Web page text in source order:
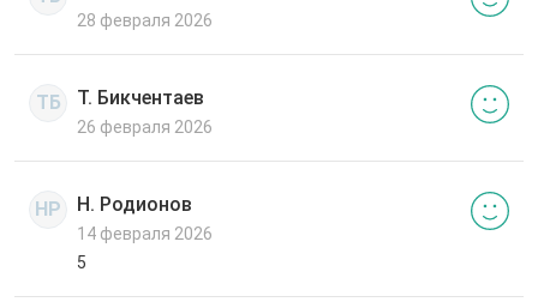
28 февраля 2026
ТБ Т. Бикчентаев
26 февраля 2026
НР Н. Родионов
14 февраля 2026
5